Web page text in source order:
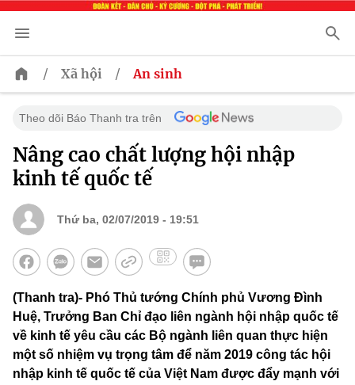
/ Xã hội / An sinh
Theo dõi Báo Thanh tra trên
Nâng cao chất lượng hội nhập
kinh tế quốc tế
Thứ ba, 02/07/2019 - 19:51
(Thanh tra)- Phó Thủ tướng Chính phủ Vương Đình
Huệ, Trưởng Ban Chỉ đạo liên ngành hội nhập quốc tế
về kinh tế yêu cầu các Bộ ngành liên quan thực hiện
một số nhiệm vụ trọng tâm để năm 2019 công tác hội
nhập kinh tế quốc tế của Việt Nam được đẩy mạnh với